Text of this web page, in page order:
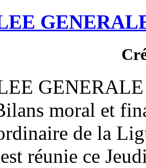
ASSEMBLEE
ASSEMBLEE
2016 Bilans
Générale
Annaba s’est